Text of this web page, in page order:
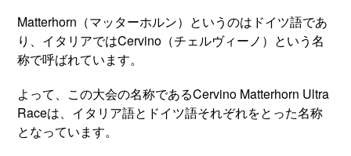
Matterhorn（マッターホルン）というのはドイツ語であ
り、イタリアではCervino（チェルヴィーノ）という名
称で呼ばれています。
よって、この大会の名称であるCervino Matterhorn Ultra
Raceは、イタリア語とドイツ語それぞれをとった名称
となっています。